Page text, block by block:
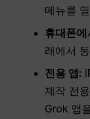
메뉴를
휴대폰에
래에서
전용 앱:
제작 전
Grok 앱